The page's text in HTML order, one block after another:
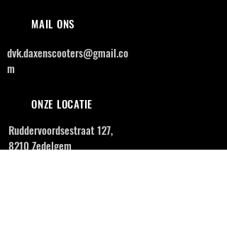
MAIL ONS
dvk.daxenscooters@gmail.co
m
ONZE LOCATIE
Ruddervoordsestraat 127,
8210 Zedelgem